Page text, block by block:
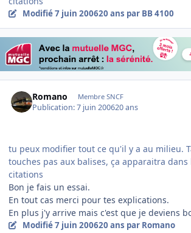
Modifié7 juin 200620 ans par BB 4100
Romano Membre SNCF
Publication:7 juin 200620 ans
tu peux modifier tout ce qu'il y a au milieu.
touches pas aux balises, ça apparaitra dans
citations
Bon je fais un essai.
En tout cas merci pour tes explications.
En plus j'y arrive mais c'est que je deviens
Modifié7 juin 200620 ans par Romano